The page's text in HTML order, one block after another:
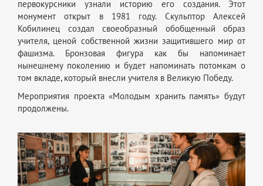
первокурсники узнали историю его создания. Этот
монумент открыт в 1981 году. Скульптор Алексей
Кобилинец создал своеобразный обобщенный образ
учителя, ценой собственной жизни защитившего мир от
фашизма. Бронзовая фигура как бы напоминает
нынешнему поколению и будет напоминать потомкам о
том вкладе, который внесли учителя в Великую Победу.
Мероприятия проекта «Молодым хранить память» будут
продолжены.